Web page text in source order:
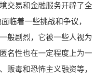
交易和金融服务开辟了全
临着一些挑战和争议，
般剧烈，它被一些人视为
名性也在一定程度上为一
贩毒和恐怖主义融资等，